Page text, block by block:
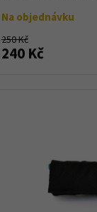
Na objednávku
250 Kč
240 Kč